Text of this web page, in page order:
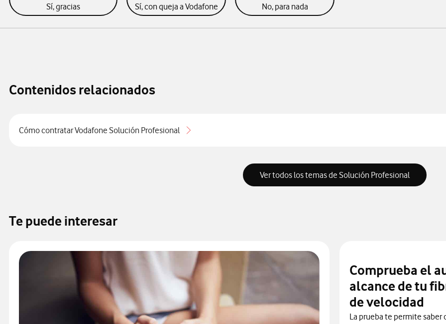
Sí, gracias Sí, con queja a Vodafone No, para nada
Contenidos relacionados
Cómo contratar Vodafone Solución Profesional
Ver todos los temas de Solución Profesional
Te puede interesar
Comprueba el
alcance de tu
de velocidad
La prueba te permite saber